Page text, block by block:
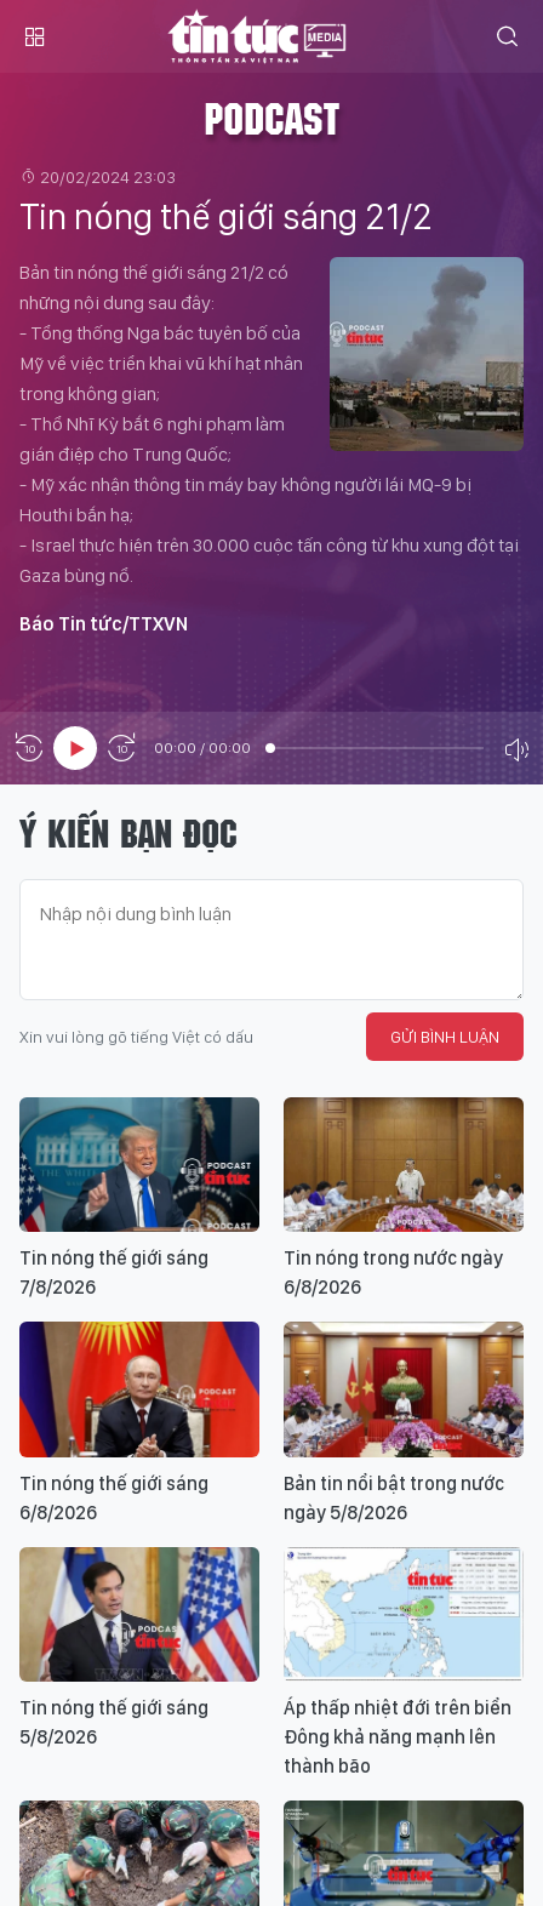
PODCAST
20/02/2024 23:03
Tin nóng thế giới sáng 21/2
Bản tin nóng thế giới sáng 21/2 có
những nội dung sau đây:
- Tổng thống Nga bác tuyên bố của
Mỹ về việc triển khai vũ khí hạt nhân
trong không gian;
- Thổ Nhĩ Kỳ bắt 6 nghi phạm làm
gián điệp cho Trung Quốc;
- Mỹ xác nhận thông tin máy bay không người lái MQ-9 bị
Houthi bắn hạ;
- Israel thực hiện trên 30.000 cuộc tấn công từ khu xung đột tại
Gaza bùng nổ.
Báo Tin tức/TTXVN
00:00 / 00:00
Ý KIẾN BẠN ĐỌC
Xin vui lòng gõ tiếng Việt có dấu GỬI BÌNH LUẬN
Tin nóng thế giới sáng
7/8/2026
Tin nóng trong nước ngày
6/8/2026
Tin nóng thế giới sáng
6/8/2026
Bản tin nổi bật trong nước
ngày 5/8/2026
Tin nóng thế giới sáng
5/8/2026
Áp thấp nhiệt đới trên biển
Đông khả năng mạnh lên
thành bão